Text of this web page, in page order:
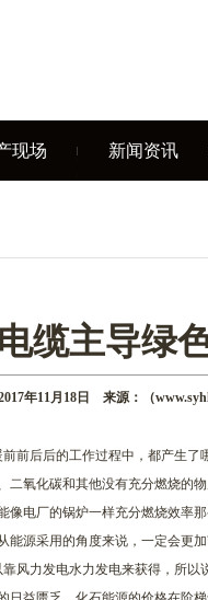
现场 新闻资讯
缆主导绿
年11月18日 来源：（
后后的工作过程中，都产生了
氧化碳和其他没有充分燃烧的
电厂的锅炉一样充分燃烧效率
源采用的角度来说，一定会更加
力发电水力发电来获得，所以